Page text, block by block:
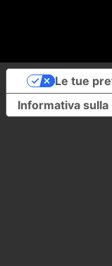
Informativa
Le tue